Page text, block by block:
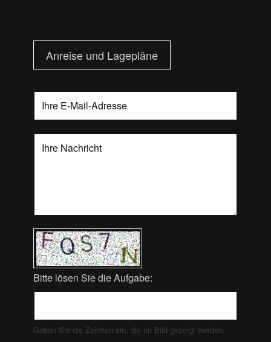
Anreise und Lagepläne
Bitte lösen Sie die Aufgabe:
Geben Sie die Zeichen ein, die im Bild gezeigt werden.